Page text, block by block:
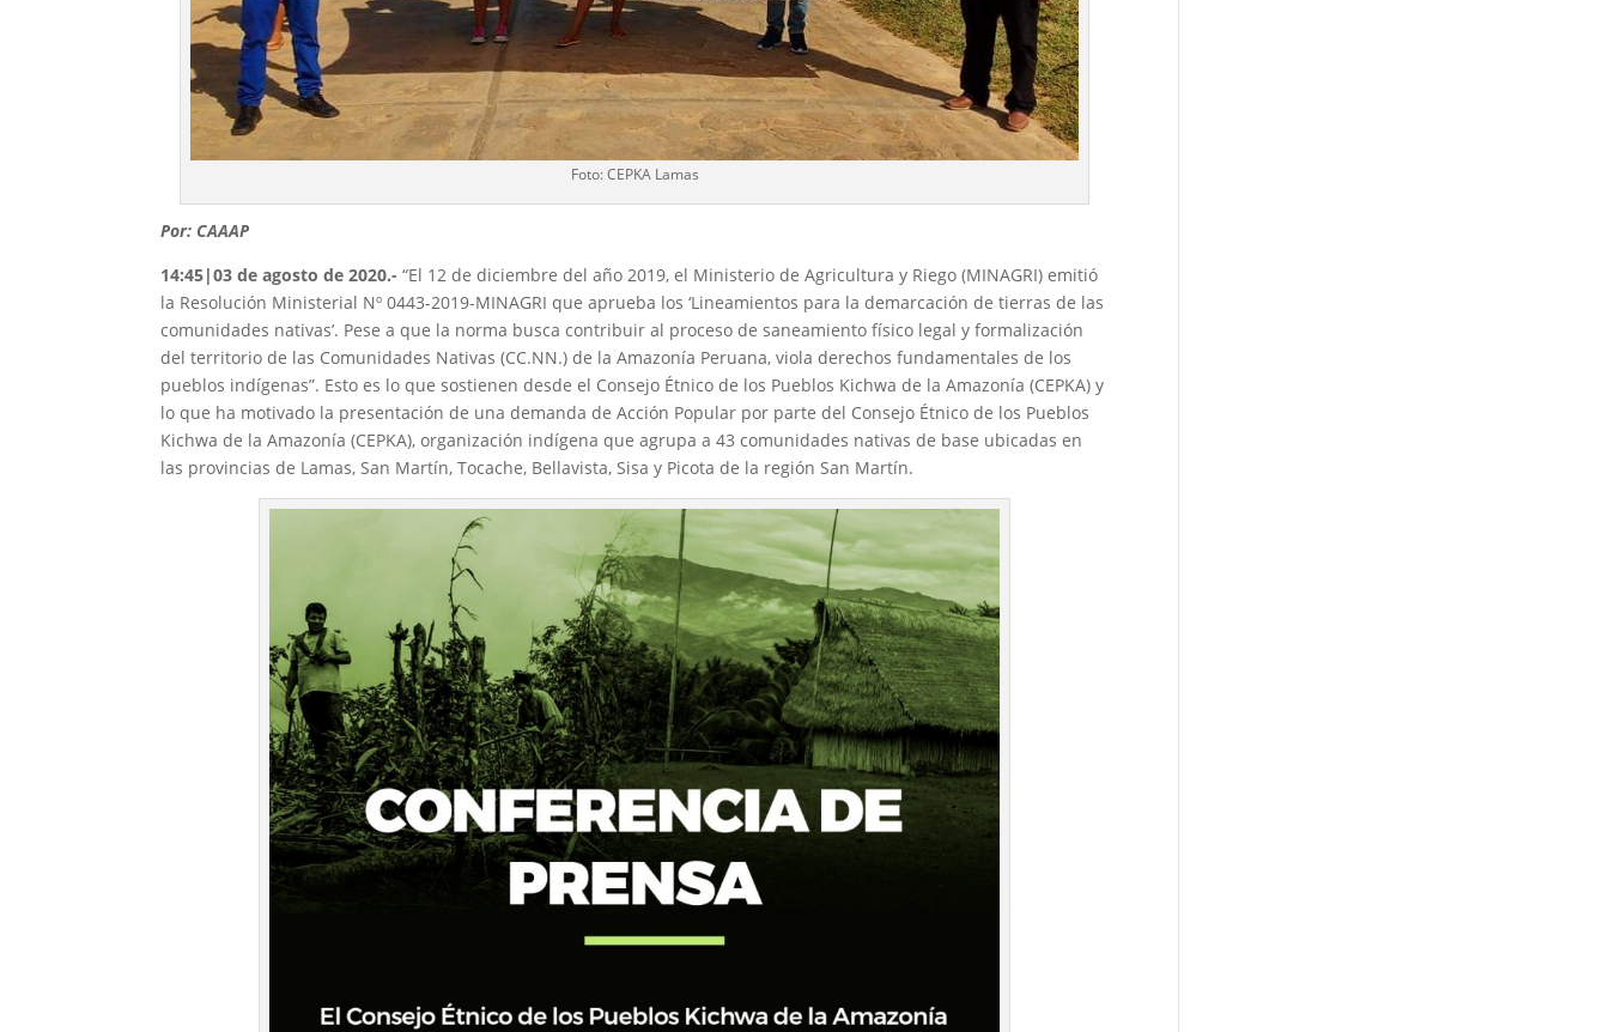
Foto: CEPKA Lamas
Por: CAAAP
14:45|03 de agosto de 2020.-“El 12 de diciembre del año 2019, el Ministerio de Agricultura y Riego (MINAGRI) emitió
la Resolución Ministerial Nº 0443-2019-MINAGRI que aprueba los ‘Lineamientos para la demarcación de tierras de las
comunidades nativas’. Pese a que la norma busca contribuir al proceso de saneamiento físico legal y formalización
del territorio de las Comunidades Nativas (CC.NN.) de la Amazonía Peruana, viola derechos fundamentales de los
pueblos indígenas”. Esto es lo que sostienen desde el Consejo Étnico de los Pueblos Kichwa de la Amazonía (CEPKA) y
lo que ha motivado la presentación de una demanda de Acción Popular por parte del Consejo Étnico de los Pueblos
Kichwa de la Amazonía (CEPKA), organización indígena que agrupa a 43 comunidades nativas de base ubicadas en
las provincias de Lamas, San Martín, Tocache, Bellavista, Sisa y Picota de la región San Martín.